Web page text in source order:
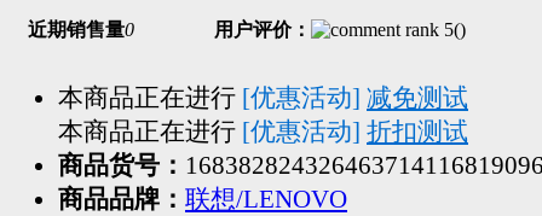
近期销售量0 用户评价： ()
本商品正在进行 [优惠活动] 减免测试
本商品正在进行 [优惠活动] 折扣测试
商品货号：
商品品牌： 联想/LENOVO